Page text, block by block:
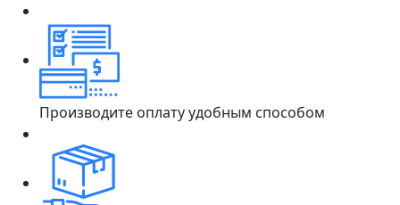
Производите оплату удобным способом